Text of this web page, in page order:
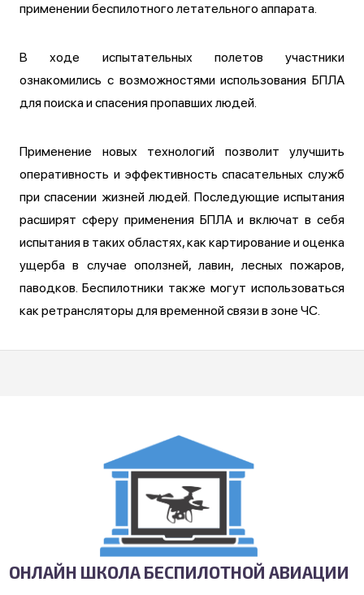
применении беспилотного летательного аппарата.
В ходе испытательных полетов участники
ознакомились с возможностями использования БПЛА
для поиска и спасения пропавших людей.
Применение новых технологий позволит улучшить
оперативность и эффективность спасательных служб
при спасении жизней людей. Последующие испытания
расширят сферу применения БПЛА и включат в себя
испытания в таких областях, как картирование и оценка
ущерба в случае оползней, лавин, лесных пожаров,
паводков. Беспилотники также могут использоваться
как ретрансляторы для временной связи в зоне ЧС.
ОНЛАЙН ШКОЛА БЕСПИЛОТНОЙ АВИАЦИИ